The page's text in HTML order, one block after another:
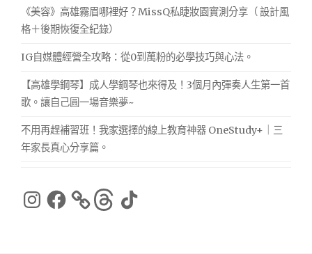
《美容》高雄霧眉哪裡好？MissQ私睫妝園實測分享（ 設計風
格＋後期恢復全紀錄）
IG自媒體經營全攻略：從0到萬粉的必學技巧與心法。
【高雄學鋼琴】成人學鋼琴也來得及！3個月內彈奏人生第一首
歌。讓自己圓一場音樂夢~
不用再趕補習班！我家選擇的線上教育神器 OneStudy+｜三
年家長真心分享篇。
Instagram
Facebook ThreadsTikTok